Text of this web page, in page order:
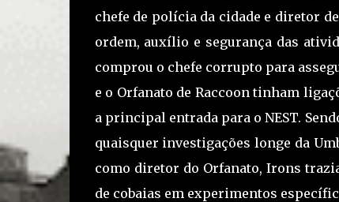
chefe de polícia da cidade e diretor
ordem, auxílio e segurança das
comprou o chefe corrupto para
e o Orfanato de Raccoon tinham
a principal entrada para o NEST.
quaisquer investigações longe da
como diretor do Orfanato, Irons
de cobaias em experimentos